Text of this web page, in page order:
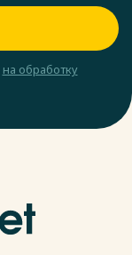
на обработку